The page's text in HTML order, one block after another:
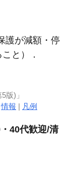
護が減額・停
と）
．
版)」
情報 | 凡例
40代歓迎/清